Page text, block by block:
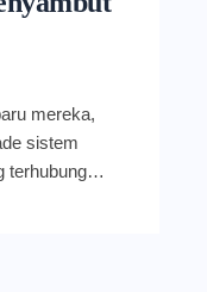
mereka,
sistem
terhubung